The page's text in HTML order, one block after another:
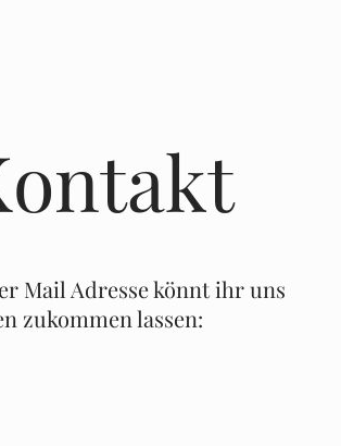
Mail Adresse könnt ihr uns
zukommen lassen: